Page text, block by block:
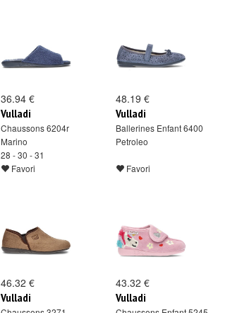
36.94 €
Vulladi
Chaussons 6204r
Marino
28 - 30 - 31
Favori
48.19 €
Vulladi
Ballerines Enfant 6400
Petroleo
Favori
46.32 €
Vulladi
43.32 €
Vulladi